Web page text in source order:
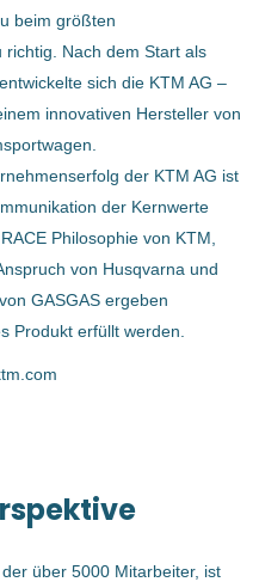
beim größten
Nach dem Start als
sich die KTM AG –
innovativen Hersteller von
der KTM AG ist
der Kernwerte
Philosophie von KTM,
von Husqvarna und
GASGAS ergeben
Produkt erfüllt werden.
über 5000 Mitarbeiter, ist